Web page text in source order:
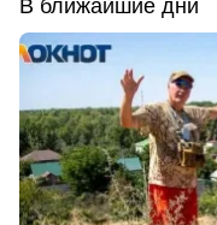
В ближайшие дни